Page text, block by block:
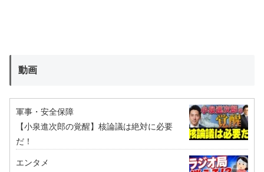
動画
軍事・安全保障
【小泉進次郎の覚醒】核論議は絶対に必要
だ！
エンタメ